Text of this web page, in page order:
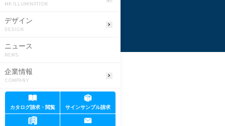
MK ILLUMINATION
デザイン
DESIGN
ニュース
NEWS
企業情報
COMPANY
カタログ請求・閲覧 サインサンプル請求